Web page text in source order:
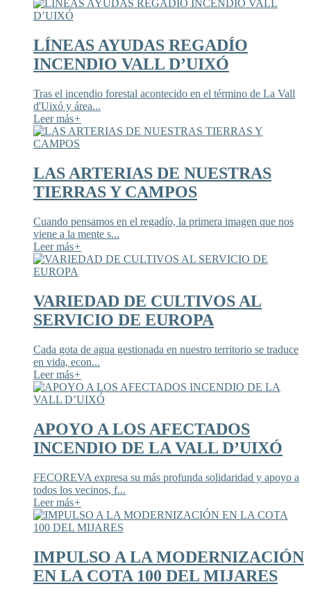
LÍNEAS AYUDAS REGADÍO
INCENDIO VALL D’UIXÓ
Tras el incendio forestal acontecido en el término de La Vall
d'Uixó y área...
Leer más+
LAS ARTERIAS DE NUESTRAS
TIERRAS Y CAMPOS
Cuando pensamos en el regadío, la primera imagen que nos
viene a la mente s...
Leer más+
VARIEDAD DE CULTIVOS AL
SERVICIO DE EUROPA
Cada gota de agua gestionada en nuestro territorio se traduce
en vida, econ...
Leer más+
APOYO A LOS AFECTADOS
INCENDIO DE LA VALL D’UIXÓ
FECOREVA expresa su más profunda solidaridad y apoyo a
todos los vecinos, f...
Leer más+
IMPULSO A LA MODERNIZACIÓN
EN LA COTA 100 DEL MIJARES